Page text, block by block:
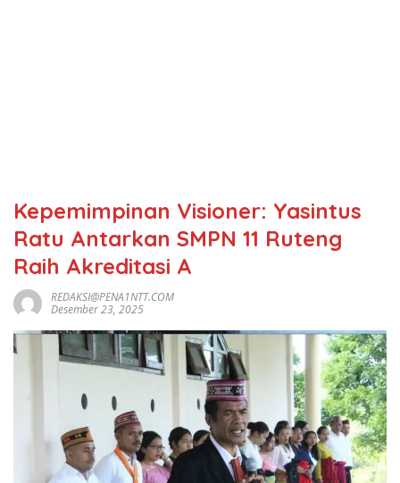
Kepemimpinan Visioner: Yasintus
Ratu Antarkan SMPN 11 Ruteng
Raih Akreditasi A
REDAKSI@PENA1NTT.COM
Desember 23, 2025